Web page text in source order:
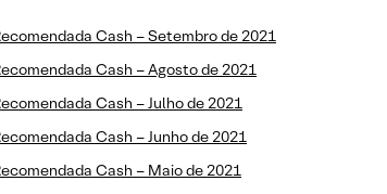
Cash – Setembro de 2021
Cash – Agosto de 2021
Cash – Julho de 2021
Cash – Junho de 2021
Cash – Maio de 2021